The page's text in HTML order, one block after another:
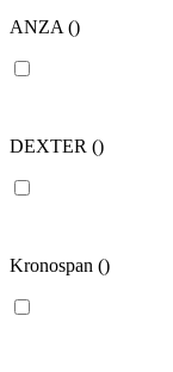
ANZA ()
DEXTER ()
Kronospan ()